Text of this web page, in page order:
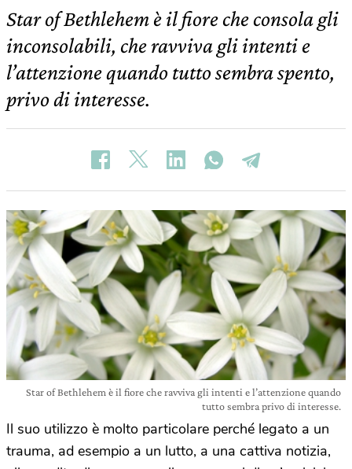
Star of Bethlehem è il fiore che consola gli
inconsolabili, che ravviva gli intenti e
l’attenzione quando tutto sembra spento,
privo di interesse.
Star of Bethlehem è il fiore che ravviva gli intenti e l’attenzione quando
tutto sembra privo di interesse.
Il suo utilizzo è molto particolare perché legato a un
trauma, ad esempio a un lutto, a una cattiva notizia,